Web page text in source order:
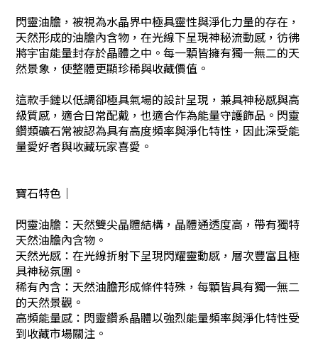
閃靈油膽，被視為水晶界中極具靈性與淨化力量的存在，
天然形成的油膽內含物，在光線下呈現神秘流動感，彷彿
將宇宙能量封存於晶體之中。每一顆皆擁有獨一無二的天
然景象，使整體更顯珍稀與收藏價值。
這款手鏈以低調卻極具氣場的設計呈現，兼具神秘感與高
級質感，適合日常配戴，也適合作為能量守護飾品。閃靈
鑽類礦石常被認為具有高度頻率與淨化特性，因此深受能
量愛好者與收藏玩家喜愛。
寶石特色｜
閃靈油膽：天然雙尖晶體結構，晶體通透度高，帶有獨特
天然油膽內含物。
天然光感：在光線折射下呈現閃耀靈動感，層次豐富且極
具神秘氛圍。
稀有內含：天然油膽形成條件特殊，每顆皆具有獨一無二
的天然景觀。
高頻能量感：閃靈鑽系晶體以強烈能量頻率與淨化特性受
到收藏市場關注。